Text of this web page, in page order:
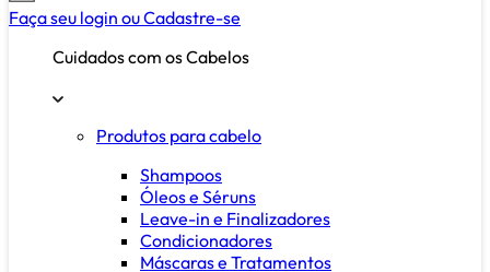
Faça seu login ouCadastre-se
Cuidados com os Cabelos
Produtos para cabelo
Shampoos
Óleos e Séruns
Leave-in e Finalizadores
Condicionadores
Máscaras e Tratamentos